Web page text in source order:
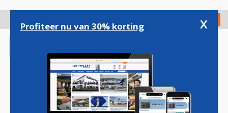
gaan
Check in
Profiteer nu van 30% korting x